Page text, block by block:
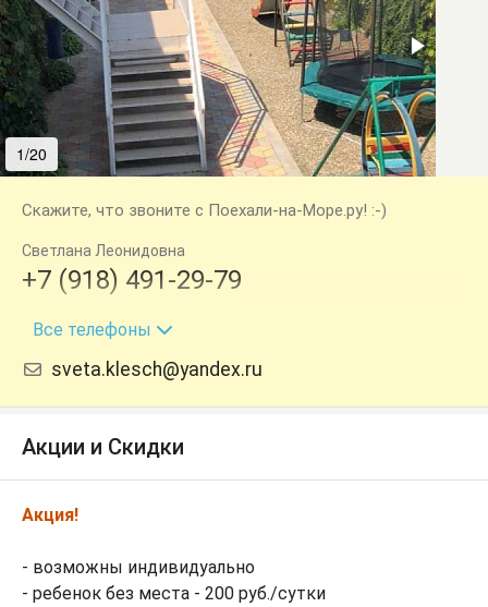
1/20
Скажите, что звоните с Поехали-на-Море.ру! :-)
Светлана Леонидовна
+7 (918) 491-29-79
+7 (918) 463-06-31
Все телефоны
sveta.klesch@yandex.ru​​​​​​​​​​​​​​
Акции и Скидки
Акция!
- возможны индивидуально
- ребенок без места - 200 руб./сутки